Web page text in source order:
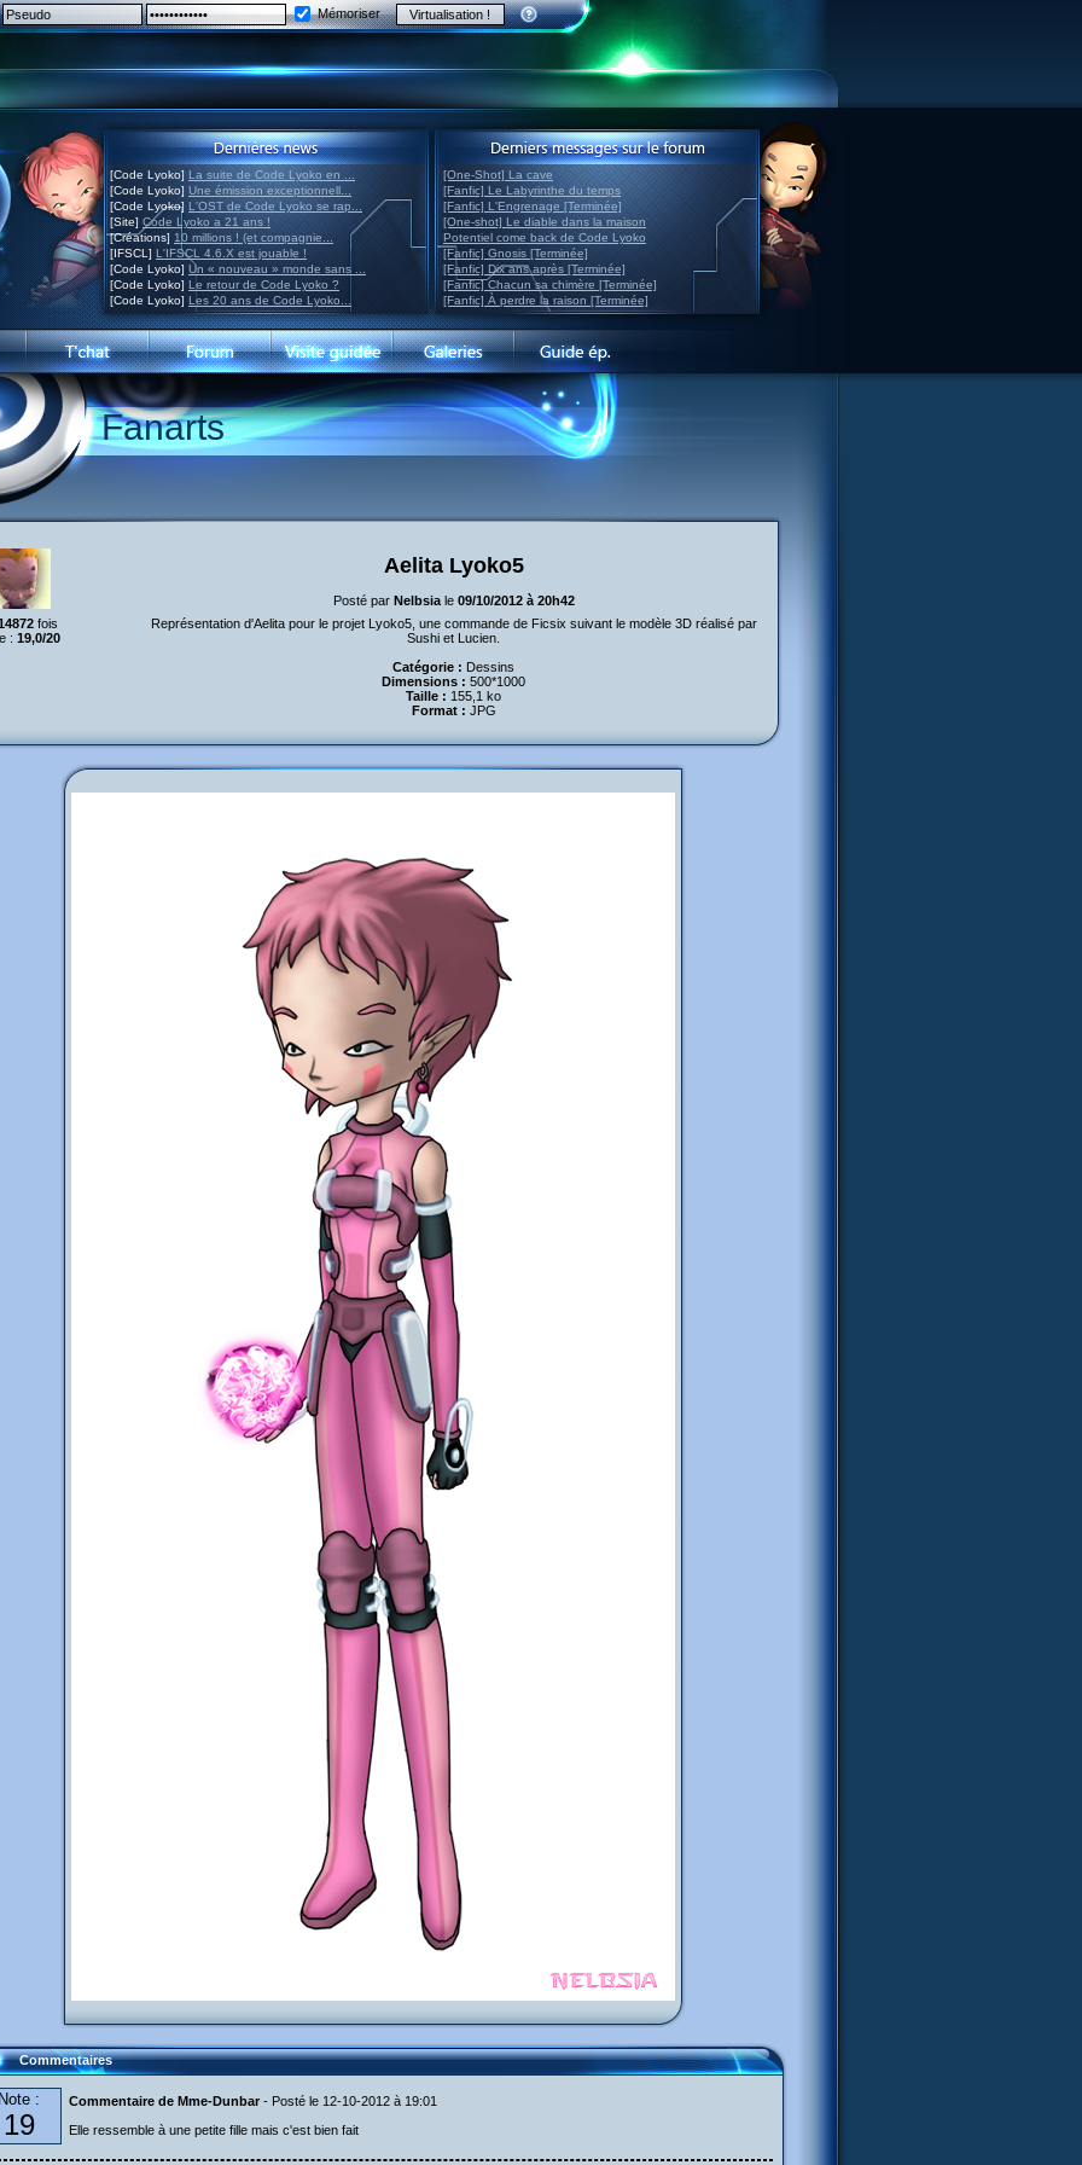
Mémoriser
[Code Lyoko] La suite de Code Lyoko en ...
[Code Lyoko] Une émission exceptionnell...
[Code Lyoko] L'OST de Code Lyoko se rap...
[Site] Code Lyoko a 21 ans !
[Créations] 10 millions ! (et compagnie...
[IFSCL] L'IFSCL 4.6.X est jouable !
[Code Lyoko] Un « nouveau » monde sans ...
[Code Lyoko] Le retour de Code Lyoko ?
[Code Lyoko] Les 20 ans de Code Lyoko...
[One-Shot] La cave
[Fanfic] Le Labyrinthe du temps
[Fanfic] L'Engrenage [Terminée]
[One-shot] Le diable dans la maison
Potentiel come back de Code Lyoko
[Fanfic] Gnosis [Terminée]
[Fanfic] Dix ans après [Terminée]
[Fanfic] Chacun sa chimère [Terminée]
[Fanfic] À perdre la raison [Terminée]
Fanarts
Aelita Lyoko5
Posté par Nelbsiale 09/10/2012 à 20h42
fois
: 19,0/20
Représentation d'Aelita pour le projet Lyoko5, une commande de Ficsix suivant le modèle 3D réalisé par
Sushi et Lucien.
Catégorie : Dessins
Dimensions : 500*1000
Taille : 155,1 ko
Format : JPG
Commentaires
Note :
19
Commentaire de Mme-Dunbar - Posté le 12-10-2012 à 19:01
Elle ressemble à une petite fille mais c'est bien fait